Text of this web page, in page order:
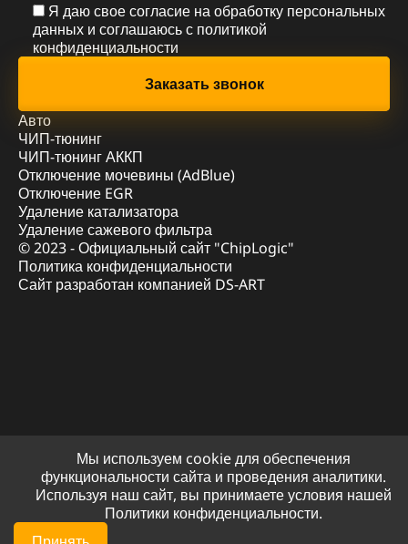
Я даю свое согласие на обработку персональных
данных и соглашаюсь с политикой
конфиденциальности
Авто
ЧИП-тюнинг
ЧИП-тюнинг АККП
Отключение мочевины (AdBlue)
Отключение EGR
Удаление катализатора
Удаление сажевого фильтра
© 2023 - Официальный сайт "ChipLogic"
Политика конфиденциальности
Сайт разработан компанией DS-ART
Мы используем cookie для обеспечения
функциональности сайта и проведения аналитики.
Используя наш сайт, вы принимаете условия нашей
Политики конфиденциальности.